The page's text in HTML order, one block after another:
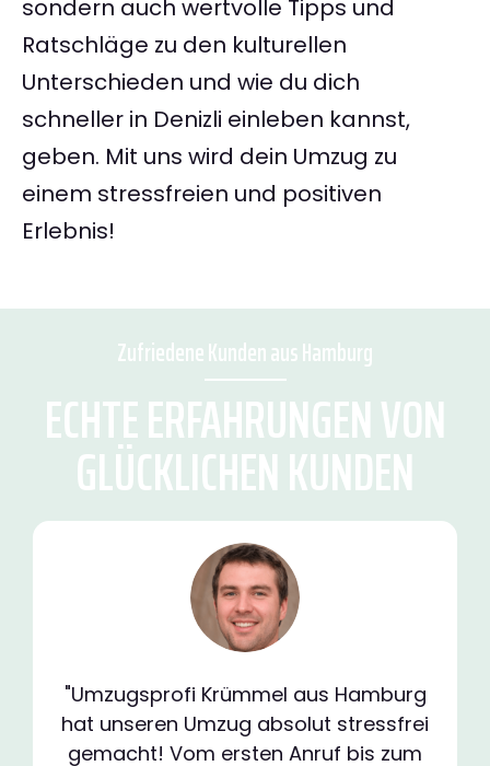
sondern auch wertvolle Tipps und
Ratschläge zu den kulturellen
Unterschieden und wie du dich
schneller in Denizli einleben kannst,
geben. Mit uns wird dein Umzug zu
einem stressfreien und positiven
Erlebnis!
Zufriedene Kunden aus Hamburg
ECHTE ERFAHRUNGEN VON
GLÜCKLICHEN KUNDEN
"Umzugsprofi Krümmel aus Hamburg
hat unseren Umzug absolut stressfrei
gemacht! Vom ersten Anruf bis zum